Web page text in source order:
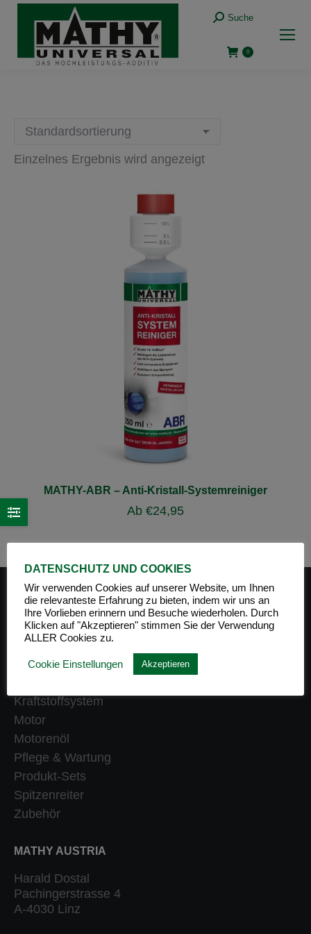
Suche:
Suche
0
Einzelnes Ergebnis wird angezeigt
MATHY-ABR – Anti-Kristall-Systemreiniger
Ab €24,95
PRODUKT-KATEGORIEN
Getriebe
Heizung
Kraftstoffsystem
Motor
Motorenöl
Pflege & Wartung
Produkt-Sets
Spitzenreiter
Zubehör
MATHY AUSTRIA
Harald Dostal
Pachingerstrasse 4
A-4030 Linz
DATENSCHUTZ UND COOKIES
Wir verwenden Cookies auf unserer Website, um Ihnen
die relevanteste Erfahrung zu bieten, indem wir uns an
Ihre Vorlieben erinnern und Besuche wiederholen. Durch
Klicken auf "Akzeptieren" stimmen Sie der Verwendung
ALLER Cookies zu.
Cookie Einstellungen Akzeptieren